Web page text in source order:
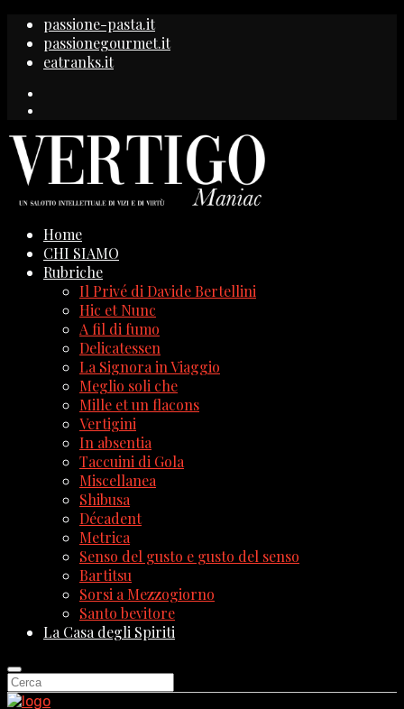
passione-pasta.it
passionegourmet.it
eatranks.it
Home
CHI SIAMO
Rubriche
Il Privé di Davide Bertellini
Hic et Nunc
A fil di fumo
Delicatessen
La Signora in Viaggio
Meglio soli che
Mille et un flacons
Vertigini
In absentia
Taccuini di Gola
Miscellanea
Shibusa
Décadent
Metrica
Senso del gusto e gusto del senso
Bartitsu
Sorsi a Mezzogiorno
Santo bevitore
La Casa degli Spiriti